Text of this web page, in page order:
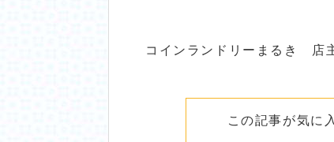
コインランドリーまるき 店
この記事が気に